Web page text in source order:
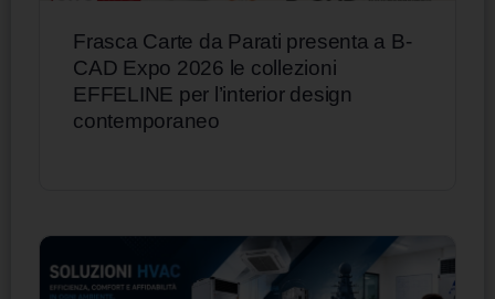
Frasca Carte da Parati presenta a B-
CAD Expo 2026 le collezioni
EFFELINE per l’interior design
contemporaneo